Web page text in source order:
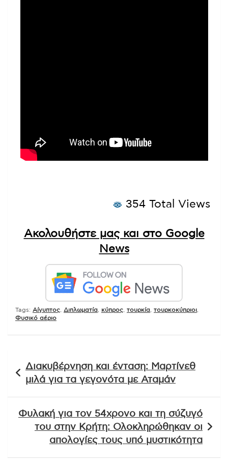
354 Total Views
Ακολουθήστε μας και στο Google
News
Tags: Aίγυπτος Διπλωματία κύπρος τουρκία τουρκοκύπριοι
Φυσικό αέριο
άρθρων
Διακυβέρνηση και ένταση: Μαρτίνεθ
μιλά για τα γεγονότα με Αταμάν
Φυλακή για τον 54χρονο και τη σύζυγό
του στην Κρήτη: Ολοκληρώθηκαν οι
απολογίες τους υπό μυστικότητα